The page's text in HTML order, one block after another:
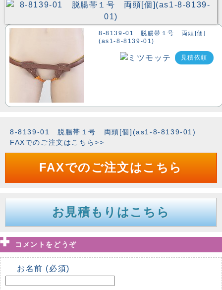
8-8139-01 脱腸帯１号 両頭[個]
(as1-8-8139-01)
見積依頼
8-8139-01 脱腸帯１号 両頭[個](as1-8-8139-01)
FAXでのご注文はこちら>>
FAXでのご注文はこちら
お見積もりはこちら
コメントをどうぞ
お名前 (必須)